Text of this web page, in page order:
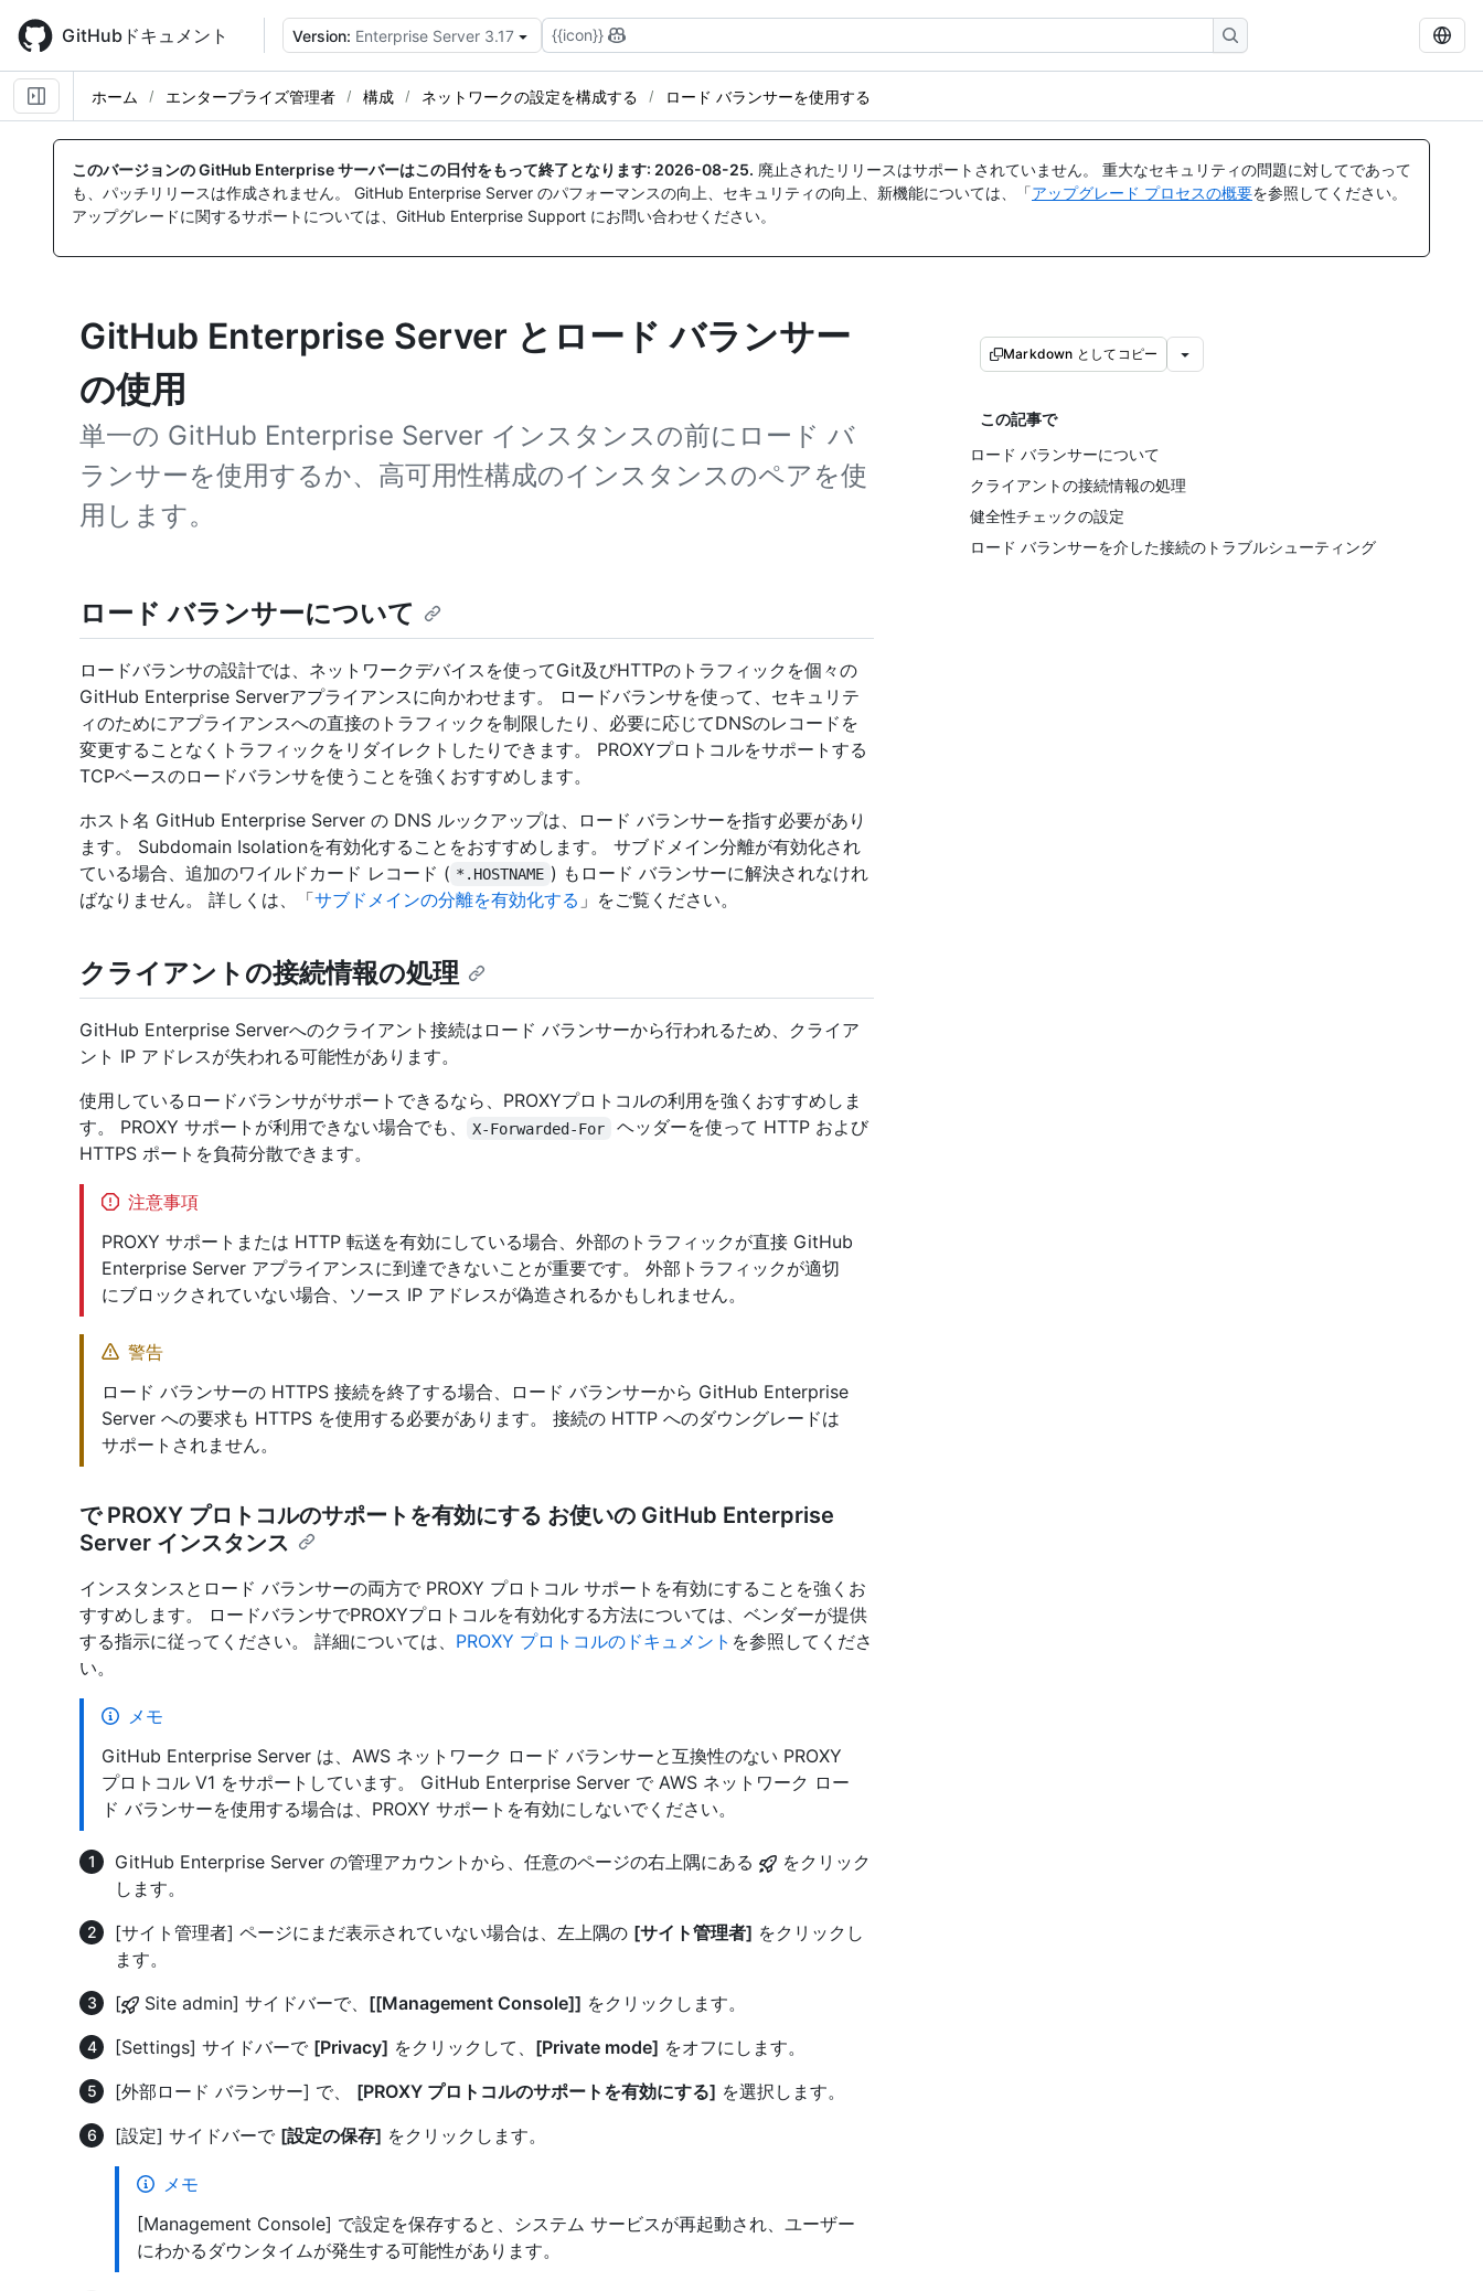
main
content
GitHubドキュメント Version: Enterprise Server 3.17 {{icon}}
ホーム エンタープライズ管理者 構成 ネットワークの設定を構成する ロード バランサーを使用する
このバージョンの GitHub Enterprise サーバーはこの日付をもって終了となります: 2026-08-25. 廃止されたリリースはサポートされていません。 重大なセキュリティの問題に対してであって
も、パッチリリースは作成されません。 GitHub Enterprise Server のパフォーマンスの向上、セキュリティの向上、新機能については、「アップグレード プロセスの概要を参照してください。
アップグレードに関するサポートについては、GitHub Enterprise Support にお問い合わせください。
GitHub Enterprise Server とロード バランサー
の使用
単一の GitHub Enterprise Server インスタンスの前にロード バ
ランサーを使用するか、高可用性構成のインスタンスのペアを使
用します。
Markdown としてコピー
この記事で
ロード バランサーについて
クライアントの接続情報の処理
健全性チェックの設定
ロード バランサーを介した接続のトラブルシューティング
ロード バランサーについて
ロードバランサの設計では、ネットワークデバイスを使ってGit及びHTTPのトラフィックを個々の
GitHub Enterprise Serverアプライアンスに向かわせます。 ロードバランサを使って、セキュリテ
ィのためにアプライアンスへの直接のトラフィックを制限したり、必要に応じてDNSのレコードを
変更することなくトラフィックをリダイレクトしたりできます。 PROXYプロトコルをサポートする
TCPベースのロードバランサを使うことを強くおすすめします。
ホスト名 GitHub Enterprise Server の DNS ルックアップは、ロード バランサーを指す必要があり
ます。 Subdomain Isolationを有効化することをおすすめします。 サブドメイン分離が有効化され
ている場合、追加のワイルドカード レコード ( *.HOSTNAME ) もロード バランサーに解決されなけれ
ばなりません。 詳しくは、「サブドメインの分離を有効化する 」をご覧ください。
クライアントの接続情報の処理
GitHub Enterprise Serverへのクライアント接続はロード バランサーから行われるため、クライア
ント IP アドレスが失われる可能性があります。
使用しているロードバランサがサポートできるなら、PROXYプロトコルの利用を強くおすすめしま
す。 PROXY サポートが利用できない場合でも、
X-Forwarded-For
ヘッダーを使って HTTP および
HTTPS ポートを負荷分散できます。
注意事項
PROXY サポートまたは HTTP 転送を有効にしている場合、外部のトラフィックが直接 GitHub
Enterprise Server アプライアンスに到達できないことが重要です。 外部トラフィックが適切
にブロックされていない場合、ソース IP アドレスが偽造されるかもしれません。
警告
ロード バランサーの HTTPS 接続を終了する場合、ロード バランサーから GitHub Enterprise
Server への要求も HTTPS を使用する必要があります。 接続の HTTP へのダウングレードは
サポートされません。
で PROXY プロトコルのサポートを有効にする お使いの GitHub Enterprise
Server インスタンス
インスタンスとロード バランサーの両方で PROXY プロトコル サポートを有効にすることを強くお
すすめします。 ロードバランサでPROXYプロトコルを有効化する方法については、ベンダーが提供
する指示に従ってください。 詳細については、 PROXY プロトコルのドキュメント を参照してくださ
い。
メモ
GitHub Enterprise Server は、AWS ネットワーク ロード バランサーと互換性のない PROXY
プロトコル V1 をサポートしています。 GitHub Enterprise Server で AWS ネットワーク ロー
ド バランサーを使用する場合は、PROXY サポートを有効にしないでください。
GitHub Enterprise Server の管理アカウントから、任意のページの右上隅にある
をクリック
します。
[サイト管理者] ページにまだ表示されていない場合は、左上隅の [サイト管理者] をクリックし
ます。
[
Site admin] サイドバーで、 [[Management Console]] をクリックします。
[Settings] サイドバーで [Privacy] をクリックして、 [Private mode] をオフにします。
[外部ロード バランサー] で、 [PROXY プロトコルのサポートを有効にする] を選択します。
[設定] サイドバーで [設定の保存] をクリックします。
メモ
[Management Console] で設定を保存すると、システム サービスが再起動され、ユーザー
にわかるダウンタイムが発生する可能性があります。